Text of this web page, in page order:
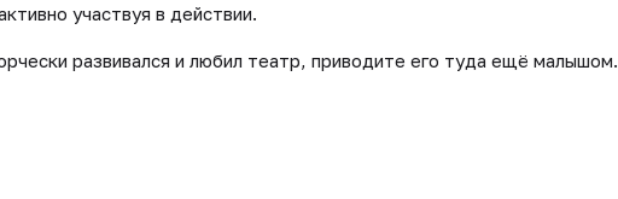
участвуя в действии.
развивался и любил театр, приводите его туда ещё малышом.